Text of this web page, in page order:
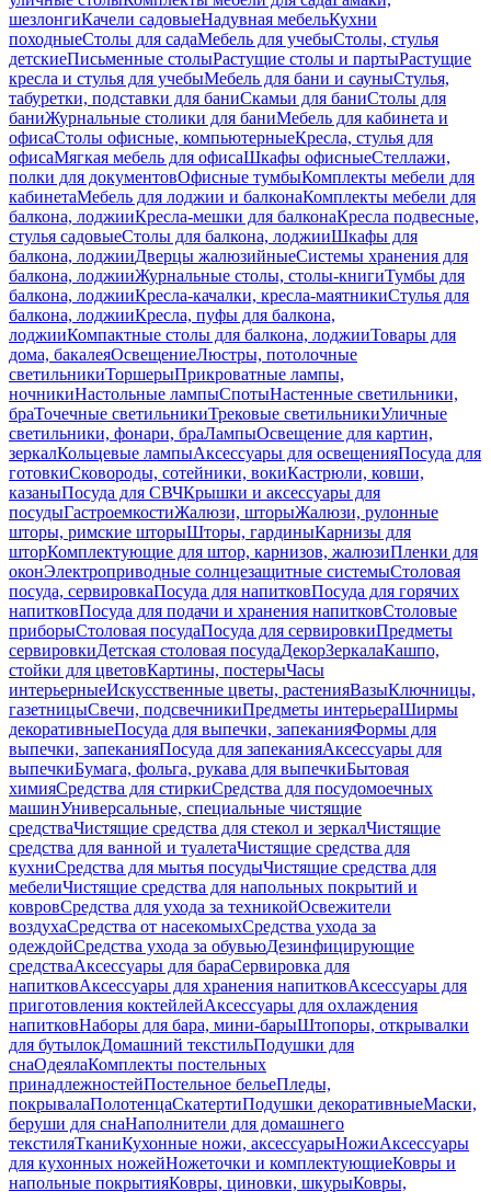
шезлонгиКачели садовыеНадувная мебельКухни
походныеСтолы для садаМебель для учебыСтолы, стулья
детскиеПисьменные столыРастущие столы и партыРастущие
кресла и стулья для учебыМебель для бани и сауныСтулья,
табуретки, подставки для баниСкамьи для баниСтолы для
баниЖурнальные столики для баниМебель для кабинета и
офисаСтолы офисные, компьютерныеКресла, стулья для
офисаМягкая мебель для офисаШкафы офисныеСтеллажи,
полки для документовОфисные тумбыКомплекты мебели для
кабинетаМебель для лоджии и балконаКомплекты мебели для
балкона, лоджииКресла-мешки для балконаКресла подвесные,
стулья садовыеСтолы для балкона, лоджииШкафы для
балкона, лоджииДверцы жалюзийныеСистемы хранения для
балкона, лоджииЖурнальные столы, столы-книгиТумбы для
балкона, лоджииКресла-качалки, кресла-маятникиСтулья для
балкона, лоджииКресла, пуфы для балкона,
лоджииКомпактные столы для балкона, лоджииТовары для
дома, бакалеяОсвещениеЛюстры, потолочные
светильникиТоршерыПрикроватные лампы,
ночникиНастольные лампыСпотыНастенные светильники,
браТочечные светильникиТрековые светильникиУличные
светильники, фонари, браЛампыОсвещение для картин,
зеркалКольцевые лампыАксессуары для освещенияПосуда для
готовкиСковороды, сотейники, вокиКастрюли, ковши,
казаныПосуда для СВЧКрышки и аксессуары для
посудыГастроемкостиЖалюзи, шторыЖалюзи, рулонные
шторы, римские шторыШторы, гардиныКарнизы для
шторКомплектующие для штор, карнизов, жалюзиПленки для
оконЭлектроприводные солнцезащитные системыСтоловая
посуда, сервировкаПосуда для напитковПосуда для горячих
напитковПосуда для подачи и хранения напитковСтоловые
приборыСтоловая посудаПосуда для сервировкиПредметы
сервировкиДетская столовая посудаДекорЗеркалаКашпо,
стойки для цветовКартины, постерыЧасы
интерьерныеИскусственные цветы, растенияВазыКлючницы,
газетницыСвечи, подсвечникиПредметы интерьераШирмы
декоративныеПосуда для выпечки, запеканияФормы для
выпечки, запеканияПосуда для запеканияАксессуары для
выпечкиБумага, фольга, рукава для выпечкиБытовая
химияСредства для стиркиСредства для посудомоечных
машинУниверсальные, специальные чистящие
средстваЧистящие средства для стекол и зеркалЧистящие
средства для ванной и туалетаЧистящие средства для
кухниСредства для мытья посудыЧистящие средства для
мебелиЧистящие средства для напольных покрытий и
ковровСредства для ухода за техникойОсвежители
воздухаСредства от насекомыхСредства ухода за
одеждойСредства ухода за обувьюДезинфицирующие
средстваАксессуары для бараСервировка для
напитковАксессуары для хранения напитковАксессуары для
приготовления коктейлейАксессуары для охлаждения
напитковНаборы для бара, мини-барыШтопоры, открывалки
для бутылокДомашний текстильПодушки для
снаОдеялаКомплекты постельных
принадлежностейПостельное бельеПледы,
покрывалаПолотенцаСкатертиПодушки декоративныеМаски,
беруши для снаНаполнители для домашнего
текстиляТканиКухонные ножи, аксессуарыНожиАксессуары
для кухонных ножейНожеточки и комплектующиеКовры и
напольные покрытияКовры, циновки, шкурыКовры,